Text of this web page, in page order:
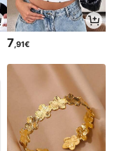
7,91€